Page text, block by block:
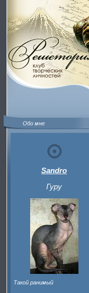
Обо мне
Sandro
Гуру
Такой ранимый